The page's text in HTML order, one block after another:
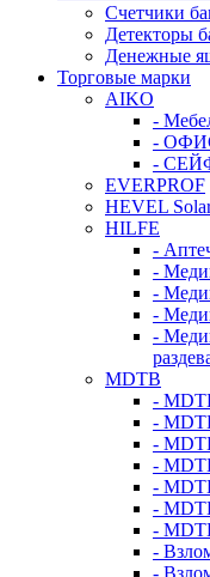
Счетчики
Детекторы
Денежные
Торговые марки
AIKO
-
-
-
EVERPROF
HEVEL
HILFE
-
-
-
-
-
MDTB
-
-
-
-
-
-
-
-
-